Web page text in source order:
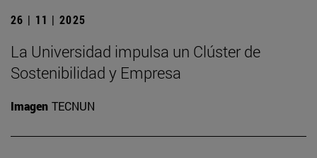
26 | 11 | 2025
La Universidad impulsa un Clúster de
Sostenibilidad y Empresa
Imagen TECNUN